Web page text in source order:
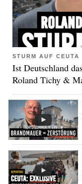
STURM AUF CEUTA
Ist Deutschland
Roland Tichy &